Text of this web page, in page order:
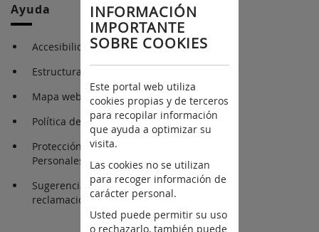
Ayuda
Accesibilidad
Estructura Orgánica
Mapa web
Política de privacidad
Protección de Datos
Personales
Sugerencias y
reclamaciones
INFORMACIÓN
IMPORTANTE
SOBRE COOKIES
Este portal web utiliza
cookies propias y de terceros
para recopilar información
que ayuda a optimizar su
visita.
Las cookies no se utilizan
para recoger información de
carácter personal.
Usted puede permitir su uso
o rechazarlo, también puede